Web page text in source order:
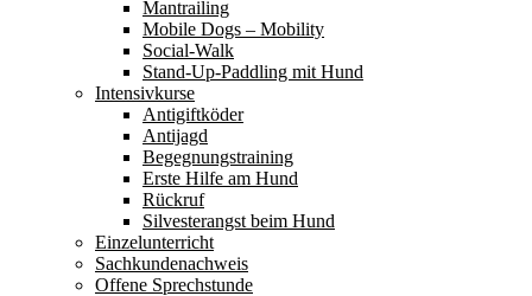
Mantrailing
Mobile Dogs – Mobility
Social-Walk
Stand-Up-Paddling mit Hund
Intensivkurse
Antigiftköder
Antijagd
Begegnungstraining
Erste Hilfe am Hund
Rückruf
Silvesterangst beim Hund
Einzelunterricht
Sachkundenachweis
Offene Sprechstunde